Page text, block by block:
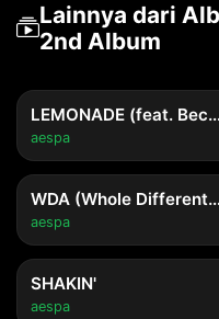
Lainnya dari
2nd Album
LEMONADE (feat. Becky G)
aespa
WDA (Whole Different Animal) (feat. G-DRAGON)
aespa
SHAKIN'
aespa